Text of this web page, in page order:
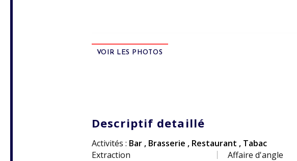
VOIR LES PHOTOS
Descriptif detaillé
Activités : Bar , Brasserie , Restaurant , Tabac
Extraction
Affaire d'angle